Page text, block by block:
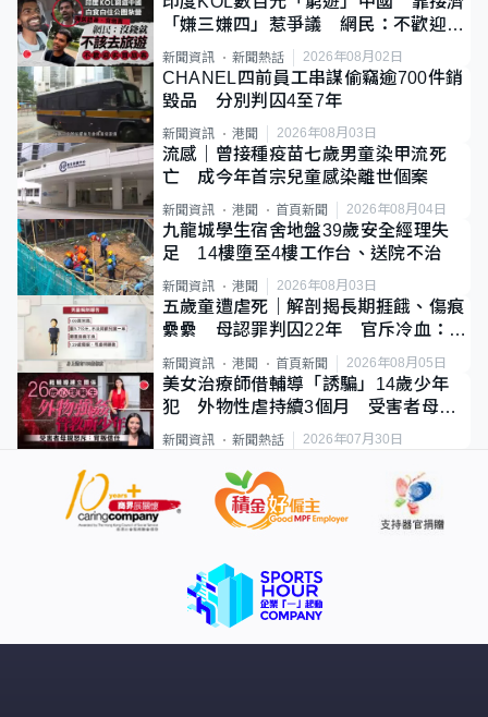
「嫌三嫌四」惹爭議 網民：不歡迎劣
質旅客
新聞資訊 新聞熱話 2026年08月02日
CHANEL四前員工串謀偷竊逾700件銷
毀品 分別判囚4至7年
新聞資訊 港聞 2026年08月03日
流感｜曾接種疫苗七歲男童染甲流死
亡 成今年首宗兒童感染離世個案
新聞資訊 港聞 首頁新聞 2026年08月04日
九龍城學生宿舍地盤39歲安全經理失
足 14樓墮至4樓工作台、送院不治
新聞資訊 港聞 2026年08月03日
五歲童遭虐死｜解剖揭長期捱餓、傷痕
纍纍 母認罪判囚22年 官斥冷血：同
類案最惡劣
新聞資訊 港聞 首頁新聞 2026年08月05日
美女治療師借輔導「誘騙」14歲少年
犯 外物性虐持續3個月 受害者母：
要保護其他人
新聞資訊 新聞熱話 2026年07月30日